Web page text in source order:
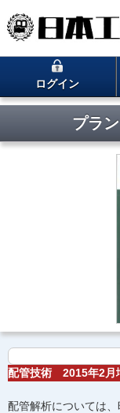
ログイン
プラ
配管技術 2015年2月
配管解析については、